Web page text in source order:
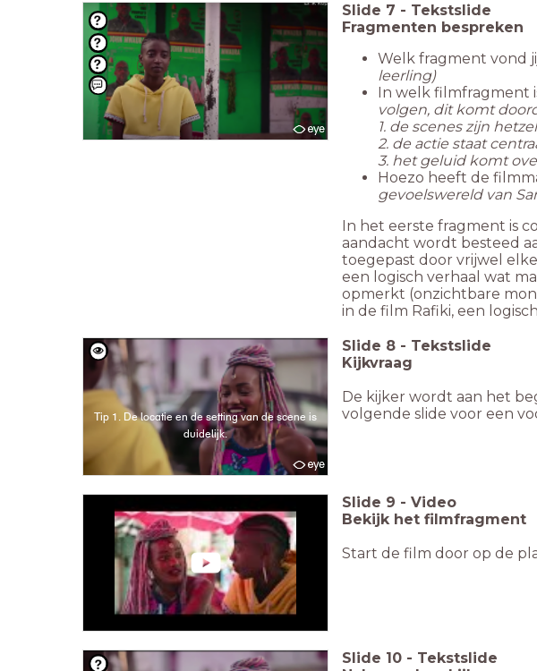
Slide 7 - Tekstslide
Fragmenten bespreken
Welk fragment vond
leerling)
In welk filmfragment
volgen, dit komt
1. de scenes zijn
2. de actie staat
3. het geluid komt
Hoezo heeft de
gevoelswereld van
In het eerste fragment is
aandacht wordt besteed
toegepast door vrijwel
een logisch verhaal wat
opmerkt (onzichtbare
in de film Rafiki, een
Tip 1. De locatie en de setting van de scene is
duidelijk.
Slide 8 - Tekstslide
Kijkvraag
De kijker wordt aan het
volgende slide voor een
Slide 9 - Video
Bekijk het filmfragment
Start de film door op de
Slide 10 - Tekstslide